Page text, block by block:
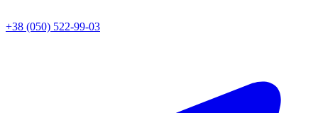
+38 (050) 522-99-03